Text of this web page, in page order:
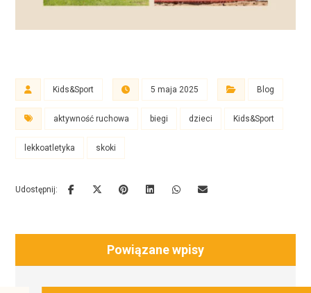
Kids&Sport 5 maja 2025 Blog
aktywność ruchowa biegi dzieci Kids&Sport
lekkoatletyka skoki
Powiązane wpisy